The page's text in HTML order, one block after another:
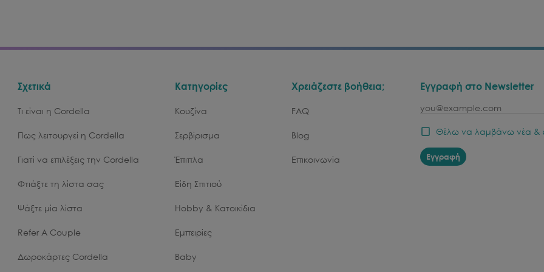
Σχετικά
Τι είναι η Cordella
Πως λειτουργεί η Cordella
Γιατί να επιλέξεις την Cordella
Φτιάξτε τη λίστα σας
Ψάξτε μία λίστα
Refer A Couple
Δωροκάρτες Cordella
Κατηγορίες
Κουζίνα
Σερβίρισμα
Έπιπλα
Είδη Σπιτιού
Hobby & Κατοικίδια
Εμπειρίες
Baby
Χρειάζεστε βοήθεια;
FAQ
Blog
Επικοινωνία
Εγγραφή στο Newsletter
email
Θέλω να λαμβάνω νέα &
Εγγραφή